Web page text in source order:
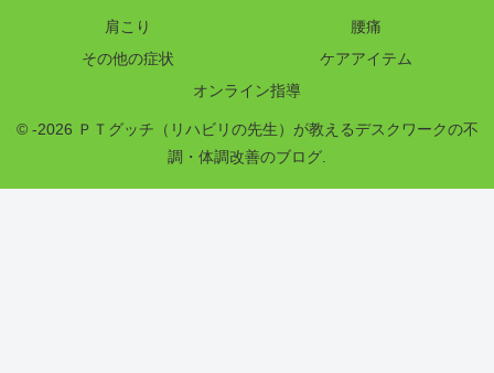
肩こり
腰痛
その他の症状
ケアアイテム
オンライン指導
© -2026 ＰＴグッチ（リハビリの先生）が教えるデスクワークの不
調・体調改善のブログ.